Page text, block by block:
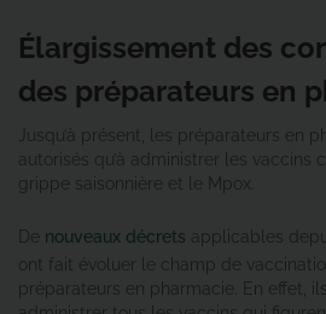
Élargissement des
des préparateurs en
Jusqu’à présent, les préparateurs en
autorisés qu’à administrer les vaccins
grippe saisonnière et le Mpox.
De nouveaux décrets applicables
ont fait évoluer le champ de
préparateurs en pharmacie. En effet,